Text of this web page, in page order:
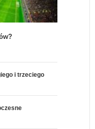
i trzeciego